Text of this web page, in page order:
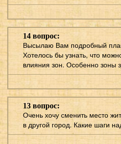
14 вопрос:
Высылаю Вам подробный
Хотелось бы узнать, что
влияния зон. Особенно зоны
13 вопрос:
Очень хочу сменить место
в другой город. Какие шаги